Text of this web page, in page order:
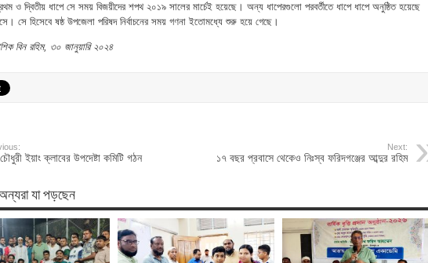
ও দ্বিতীয় ধাপে সে সময় বিজয়ীদের শপথ ২০১৯ সালের মার্চেই হয়েছে। অন্য ধাপেরগুলো পরবর্তীতে ধাপে ধাপে অনুষ্ঠিত হয়েছে
সে হিসেবে ষষ্ঠ উপজেলা পরিষদ নির্বাচনের সময় গণনা ইতোমধ্যে শুরু হয়ে গেছে।
বিন রহিম, ৩০ জানুয়ারি ২০২৪
ইয়াং ক্লাবের উপদেষ্টা কমিটি গঠন
Next:
১৭ বছর প্রবাসে থেকেও নিঃস্ব ফরিদগঞ্জের আব্দুর রহিম
যা পড়ছেন